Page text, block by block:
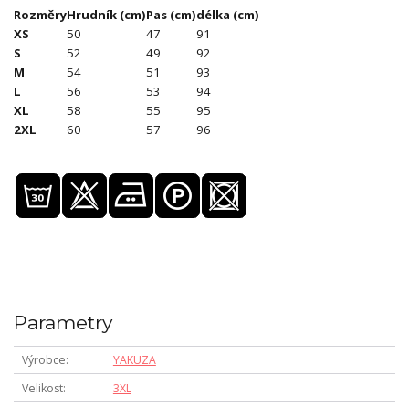
RozměryHrudník (cm)Pas (cm)délka (cm)
XS
50 47
91
S
52 49
92
M
54 51
93
L
56 53
94
XL
58 55
95
2XL
60 57 96
Parametry
Výrobce
YAKUZA
Velikost
3XL